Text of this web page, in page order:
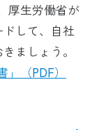
厚生労働省が
して、自社
ましょう。
（PDF）